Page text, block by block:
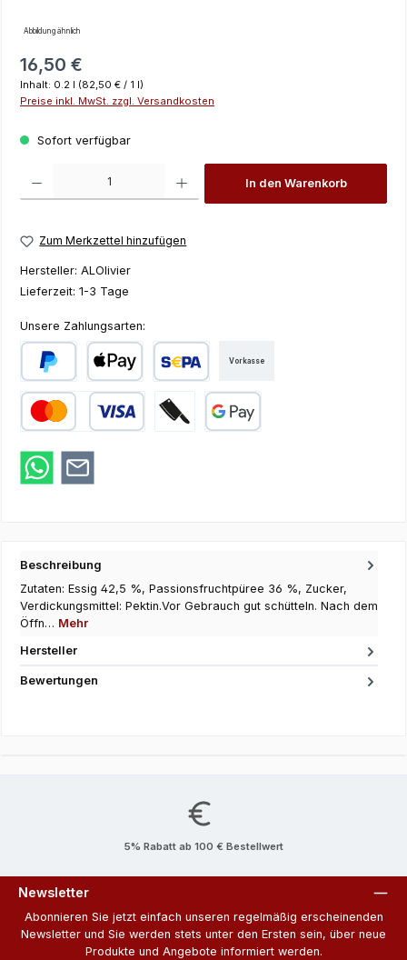
Abbildung ähnlich
Regulärer Preis:
16,50 €
Inhalt: 0.2 l (82,50 € / 1 l)
Preise inkl. MwSt. zzgl. Versandkosten
Sofort verfügbar
In den Warenkorb
Zum Merkzettel hinzufügen
Hersteller: ALOlivier
Lieferzeit: 1-3 Tage
Unsere Zahlungsarten:
PayPal Apple Pay SEPA Lastschrift
Vorkasse
Beschreibung
Zutaten: Essig 42,5 %, Passionsfruchtpüree 36 %, Zucker,
Verdickungsmittel: Pektin.Vor Gebrauch gut schütteln. Nach dem
Öffn… Mehr
Hersteller
Bewertungen
5% Rabatt ab 100 € Bestellwert
Newsletter
Abonnieren Sie jetzt einfach unseren regelmäßig erscheinenden
Newsletter und Sie werden stets unter den Ersten sein, über neue
Produkte und Angebote informiert werden.